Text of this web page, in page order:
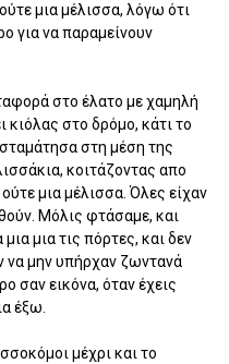
μια μέλισσα, λόγω ότι
για να παραμείνουν
στο έλατο με χαμηλή
κιόλας στο δρόμο, κάτι το
στη μέση της
κοιτάζοντας απο
μια μέλισσα. Όλες είχαν
Μόλις φτάσαμε, και
μια τις πόρτες, και δεν
να μην υπήρχαν ζωντανά
σαν εικόνα, όταν έχεις
έξω.
μέχρι και το